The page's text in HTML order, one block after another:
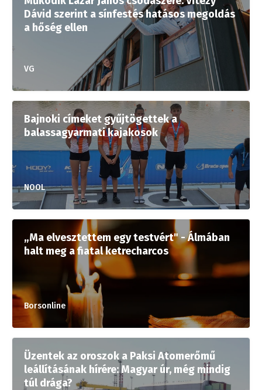
Dávid szerint a sínfestés hatásos megoldás
a hőség ellen
VG
Bajnoki címeket gyűjtögettek a
balassagyarmati kajakosok
NOOL
„Ma elvesztettem egy testvért" - Álmában
halt meg a fiatal ketrecharcos
Borsonline
Üzentek az oroszok a Paksi Atomerőmű
leállításának hírére: Magyar úr, még mindig
túl drága?